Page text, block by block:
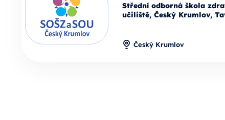
Střední odborná škola
učiliště, Český Krumlov,
Český Krumlov